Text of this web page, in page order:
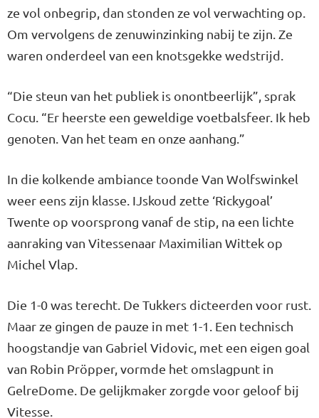
ze vol onbegrip, dan stonden ze vol verwachting op.
Om vervolgens de zenuwinzinking nabij te zijn. Ze
waren onderdeel van een knotsgekke wedstrijd.
“Die steun van het publiek is onontbeerlijk”, sprak
Cocu. “Er heerste een geweldige voetbalsfeer. Ik heb
genoten. Van het team en onze aanhang.”
In die kolkende ambiance toonde Van Wolfswinkel
weer eens zijn klasse. IJskoud zette ‘Rickygoal’
Twente op voorsprong vanaf de stip, na een lichte
aanraking van Vitessenaar Maximilian Wittek op
Michel Vlap.
Die 1-0 was terecht. De Tukkers dicteerden voor rust.
Maar ze gingen de pauze in met 1-1. Een technisch
hoogstandje van Gabriel Vidovic, met een eigen goal
van Robin Pröpper, vormde het omslagpunt in
GelreDome. De gelijkmaker zorgde voor geloof bij
Vitesse.